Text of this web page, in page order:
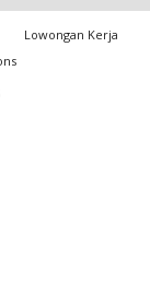
Lowongan Kerja